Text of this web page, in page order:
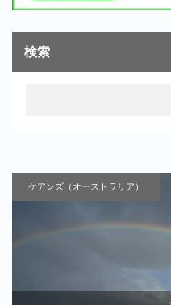
検索
ケアンズ（オーストラリア）